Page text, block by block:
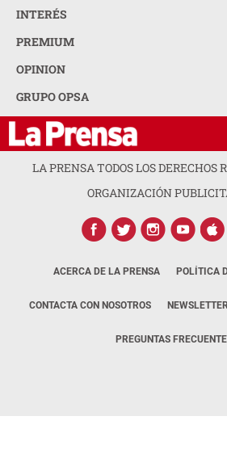
INTERÉS
PREMIUM
OPINION
GRUPO OPSA
LA PRENSA TODOS LOS DERECHOS
ORGANIZACIÓN
ACERCA DE LA PRENSA POLÍTICA
CONTACTA CON NOSOTROS NEWSLETTER
PREGUNTAS